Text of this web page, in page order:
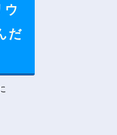
Powered by livedoor 相互RSS
ウ
だ